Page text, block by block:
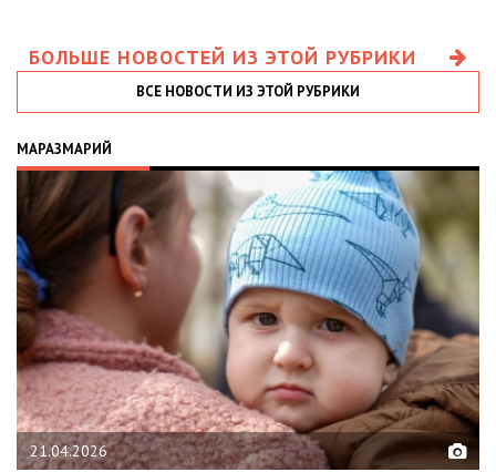
БОЛЬШЕ НОВОСТЕЙ ИЗ ЭТОЙ РУБРИКИ
ВСЕ НОВОСТИ ИЗ ЭТОЙ РУБРИКИ
МАРАЗМАРИЙ
21.04.2026